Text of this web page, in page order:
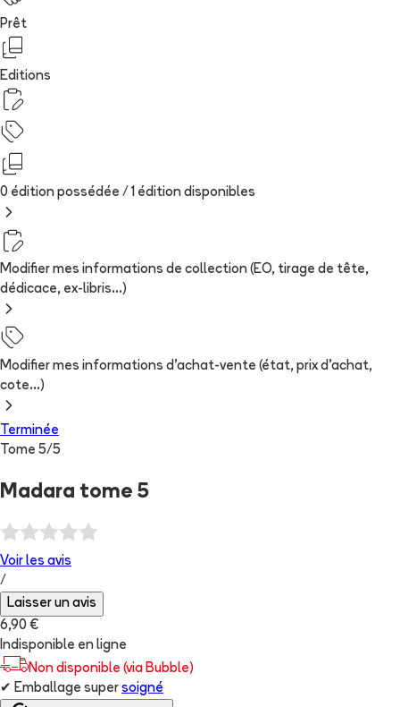
Prêt
Editions
0 édition possédée / 1 édition disponibles
Modifier mes informations de collection (EO, tirage de tête,
dédicace, ex-libris...)
Modifier mes informations d'achat-vente (état, prix d'achat,
cote...)
Terminée
Tome 5/5
Madara tome 5
Voir les avis
/
Laisser un avis
6,90 €
Indisponible en ligne
Non disponible (via Bubble)
✔ Emballage super soigné